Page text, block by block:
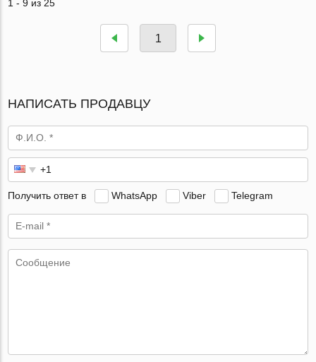
1 - 9 из 25
1
НАПИСАТЬ ПРОДАВЦУ
Получить ответ в WhatsApp Viber Telegram